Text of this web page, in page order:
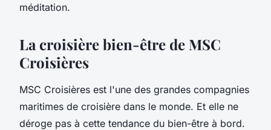
méditation.
La croisière bien-être de MSC
Croisières
MSC Croisières est l'une des grandes compagnies
maritimes de croisière dans le monde. Et elle ne
déroge pas à cette tendance du bien-être à bord.